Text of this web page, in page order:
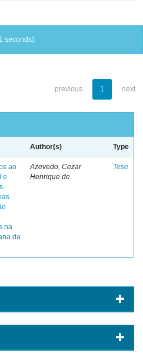
seconds).
previous 1 next
Author(s) Type
ao
e
na
da
Azevedo, Cezar
Henrique de
Tese